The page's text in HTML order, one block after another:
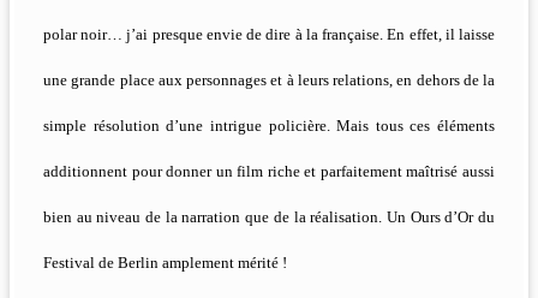
polar noir… j’ai presque envie de dire à la française. En effet, il laisse
une grande place aux personnages et à leurs relations, en dehors de la
simple résolution d’une intrigue policière. Mais tous ces éléments
additionnent pour donner un film riche et parfaitement maîtrisé aussi
bien au niveau de la narration que de la réalisation. Un Ours d’Or du
Festival de Berlin amplement mérité !